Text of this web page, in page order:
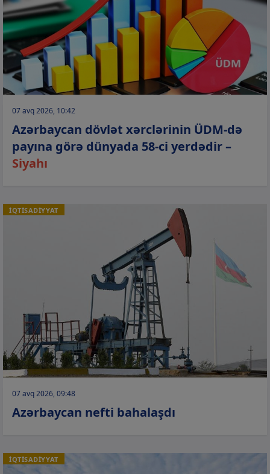
07 avq 2026, 10:42
Azərbaycan dövlət xərclərinin ÜDM-də
payına görə dünyada 58-ci yerdədir –
Siyahı
İQTİSADİYYAT
07 avq 2026, 09:48
Azərbaycan nefti bahalaşdı
İQTİSADİYYAT